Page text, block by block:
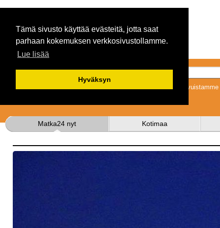
Tämä sivusto käyttää evästeitä, jotta saat
parhaan kokemuksen verkkosivustollamme.
Lue lisää
Hyväksyn
Tykkäämällä
Matka24 nyt Kotimaa